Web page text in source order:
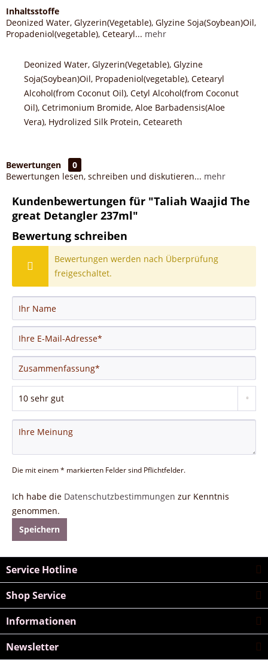
Inhaltsstoffe
Deonized Water, Glyzerin(Vegetable), Glyzine Soja(Soybean)Oil,
Propadeniol(vegetable), Cetearyl... mehr
Deonized Water, Glyzerin(Vegetable), Glyzine
Soja(Soybean)Oil, Propadeniol(vegetable), Cetearyl
Alcohol(from Coconut Oil), Cetyl Alcohol(from Coconut
Oil), Cetrimonium Bromide, Aloe Barbadensis(Aloe
Vera), Hydrolized Silk Protein, Ceteareth
Bewertungen
0
Bewertungen lesen, schreiben und diskutieren... mehr
Kundenbewertungen für "Taliah Waajid The
great Detangler 237ml"
Bewertung schreiben
Bewertungen werden nach Überprüfung
freigeschaltet.
Die mit einem * markierten Felder sind Pflichtfelder.
Ich habe die Datenschutzbestimmungen zur Kenntnis
genommen.
Speichern
Service Hotline
Shop Service
Informationen
Newsletter